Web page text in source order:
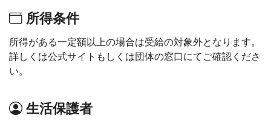
所得条件
所得がある一定額以上の場合は受給の対象外となります。
詳しくは公式サイトもしくは団体の窓口にてご確認くださ
い。
生活保護者